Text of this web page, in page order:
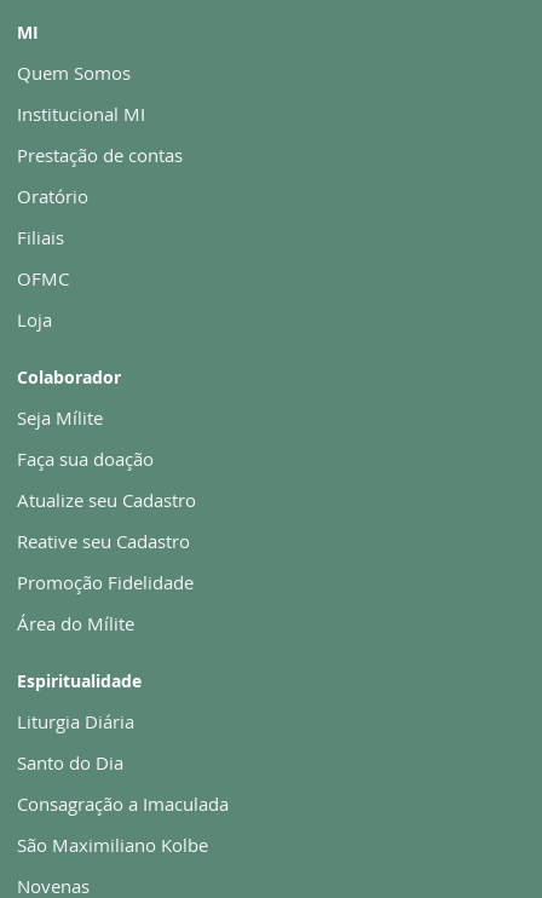
MI
Quem Somos
Institucional MI
Prestação de contas
Oratório
Filiais
OFMC
Loja
Colaborador
Seja Mílite
Faça sua doação
Atualize seu Cadastro
Reative seu Cadastro
Promoção Fidelidade
Área do Mílite
Espiritualidade
Liturgia Diária
Santo do Dia
Consagração a Imaculada
São Maximiliano Kolbe
Novenas